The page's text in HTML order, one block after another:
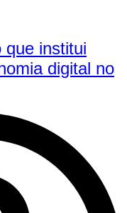
que institui
digital no